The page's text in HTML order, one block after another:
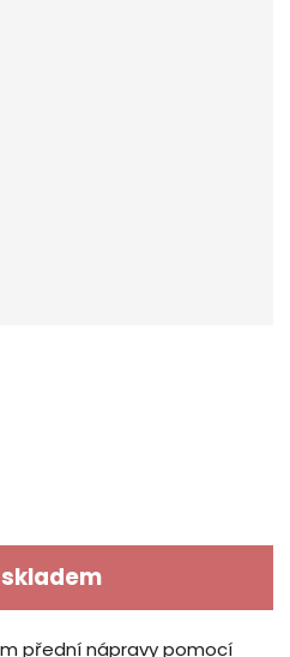
přední nápravy pomocí